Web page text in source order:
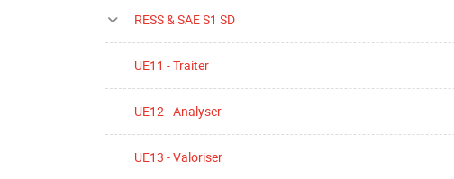
RESS & SAE S1 SD
UE11 - Traiter
UE12 - Analyser
UE13 - Valoriser